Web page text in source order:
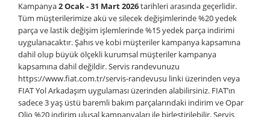
Kampanya2 Ocak - 31 Mart 2026tarihleri arasında geçerlidir.
Tüm müşterilerimize akü ve silecek değişimlerinde %20 yedek
parça ve lastik değişim işlemlerinde %15 yedek parça indirimi
uygulanacaktır. Şahıs ve kobi müşteriler kampanya kapsamına
dahil olup büyük ölçekli kurumsal müşteriler kampanya
kapsamına dahil değildir. Servis randevunuzu
https://www.fiat.com.tr/servis-randevusu linki üzerinden veya
FIAT Yol Arkadaşım uygulaması üzerinden alabilirsiniz. FIAT’ın
sadece 3 yaş üstü baremli bakım parçalarındaki indirim ve Opar
Olio %20 indirim ulusal kampanyaları ile birleştirilebilir. Servis